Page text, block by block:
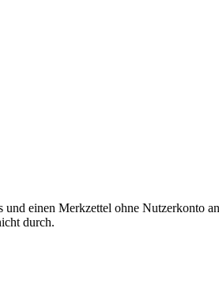
einen Merkzettel ohne Nutzerkonto
durch.